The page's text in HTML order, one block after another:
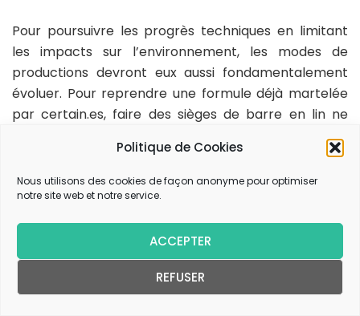
Politique de Cookies
Nous utilisons des cookies de façon anonyme pour optimiser
notre site web et notre service.
ACCEPTER
REFUSER
Pour poursuivre les progrès techniques en limitant
les impacts sur l’environnement, les modes de
productions devront eux aussi fondamentalement
évoluer. Pour reprendre une formule déjà martelée
par certain.es, faire des sièges de barre en lin ne
Les annonces faites début 2023 de différents
cabinets d’architectes lançant des mini 6.50 (classe
laboratoire de la course au large) entièrement en
fibre recyclée est une excellente chose. Il faut que
les matériaux bio sourcés, recyclables ou recyclés
cessent d’être marginaux. Aujourd’hui ils ont la